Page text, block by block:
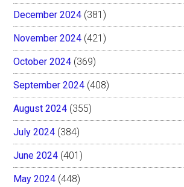
December 2024 (381)
November 2024 (421)
October 2024 (369)
September 2024 (408)
August 2024 (355)
July 2024 (384)
June 2024 (401)
May 2024 (448)